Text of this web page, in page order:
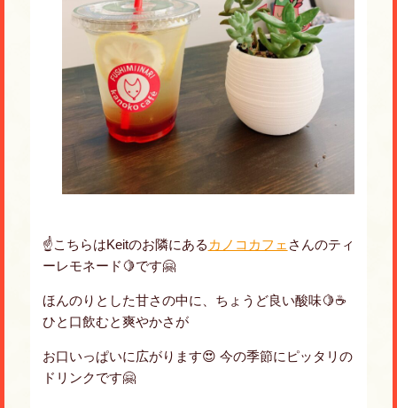
☝️こちらはKeitのお隣にある カノコカフェ さんのティ
ーレモネード🍋です🤗
ほんのりとした甘さの中に、ちょうど良い酸味🍋☕️
ひと口飲むと爽やかさが
お口いっぱいに広がります😍 今の季節にピッタリの
ドリンクです🤗